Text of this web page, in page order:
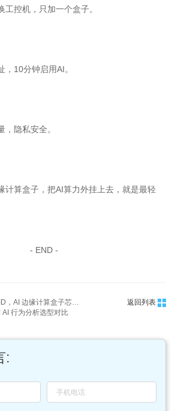
控机，只加一个盒子。
10分钟启用AI。
，隐私安全。
计算盒子，把AI算力外挂上去，就是最轻
- END -
上一篇：瑞芯微/昇腾/AMD，AI 边缘计算盒子芯片怎么选？
返回列表
行为分析选型对比
: